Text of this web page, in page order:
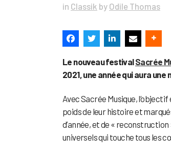
in Classik by Odile Thomas
Le nouveau festivalSacrée
2021, une année qui aura
Avec Sacrée Musique,
poids de leur histoire et
d’année, et de «
universels qui touche tous les